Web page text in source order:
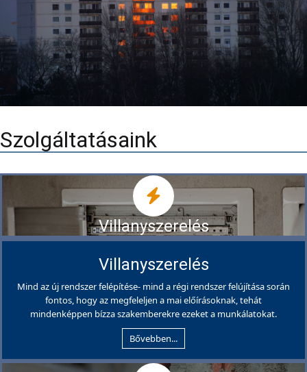
Szolgáltatásaink
Villanyszerelés
Villanyszerelés
Mind az új rendszer felépítése- mind a régi rendszer felújítása során
fontos, hogy az megfeleljen a mai előírásoknak, tehát
mindenképpen bízza szakemberekre ezeket a munkálatokat.
Bővebben...